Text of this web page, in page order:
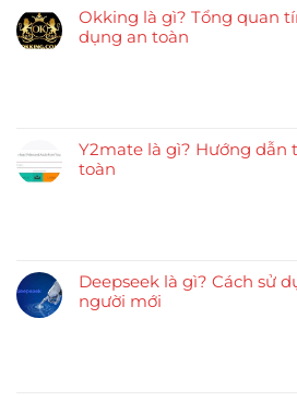
Okking là gì? Tổng quan
dụng an toàn
Y2mate là gì? Hướng dẫn
toàn
Deepseek là gì? Cách sử
người mới